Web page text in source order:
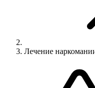
Лечение